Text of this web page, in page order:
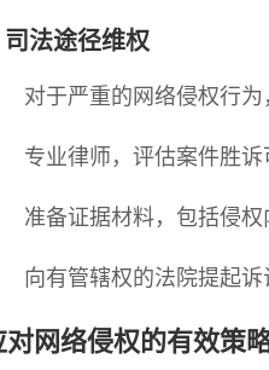
司法途径维权
对于严重的网络侵权行
专业律师，评估案件胜诉
准备证据材料，包括侵
向有管辖权的法院提起诉
对网络侵权的有效策